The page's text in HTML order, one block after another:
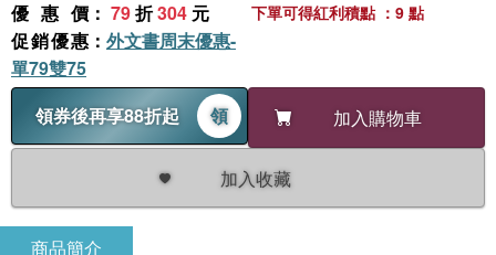
優惠價 ： 79折304 元
促銷優惠 ： 外文書周末優惠-
單79雙75
領券後再享88折起
領 加入購物車
加入收藏
下單可得紅利積點 ：9 點
商品簡介